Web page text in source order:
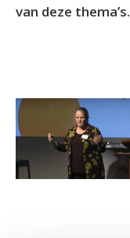
van deze thema’s.